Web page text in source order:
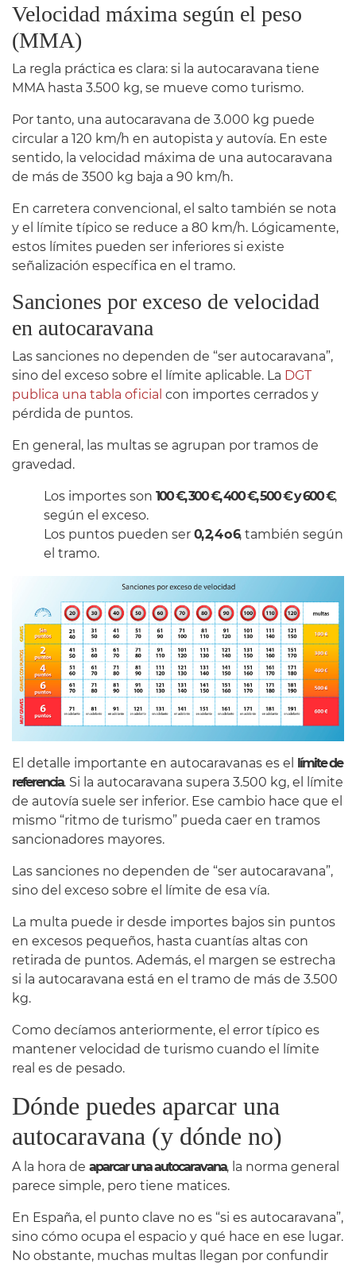
Velocidad máxima según el peso
(MMA)
La regla práctica es clara: si la autocaravana tiene
MMA hasta 3.500 kg, se mueve como turismo.
Por tanto, una autocaravana de 3.000 kg puede
circular a 120 km/h en autopista y autovía. En este
sentido, la velocidad máxima de una autocaravana
de más de 3500 kg baja a 90 km/h.
En carretera convencional, el salto también se nota
y el límite típico se reduce a 80 km/h. Lógicamente,
estos límites pueden ser inferiores si existe
señalización específica en el tramo.
Sanciones por exceso de velocidad
en autocaravana
Las sanciones no dependen de “ser autocaravana”,
sino del exceso sobre el límite aplicable. La DGT
publica una tabla oficial con importes cerrados y
pérdida de puntos.
En general, las multas se agrupan por tramos de
gravedad.
Los importes son 100 €, 300 €, 400 €, 500 € y 600 €,
según el exceso.
Los puntos pueden ser 0, 2, 4 o 6, también según
el tramo.
El detalle importante en autocaravanas es el límite de
referencia. Si la autocaravana supera 3.500 kg, el límite
de autovía suele ser inferior. Ese cambio hace que el
mismo “ritmo de turismo” pueda caer en tramos
sancionadores mayores.
Las sanciones no dependen de “ser autocaravana”,
sino del exceso sobre el límite de esa vía.
La multa puede ir desde importes bajos sin puntos
en excesos pequeños, hasta cuantías altas con
retirada de puntos. Además, el margen se estrecha
si la autocaravana está en el tramo de más de 3.500
kg.
Como decíamos anteriormente, el error típico es
mantener velocidad de turismo cuando el límite
real es de pesado.
Dónde puedes aparcar una
autocaravana (y dónde no)
A la hora de aparcar una autocaravana, la norma general
parece simple, pero tiene matices.
En España, el punto clave no es “si es autocaravana”,
sino cómo ocupa el espacio y qué hace en ese lugar.
No obstante, muchas multas llegan por confundir